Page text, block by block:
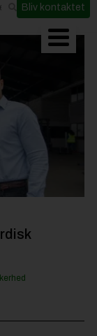
Bliv kontaktet